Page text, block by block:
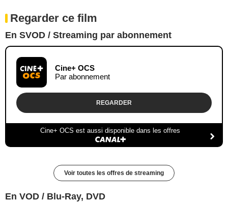
Regarder ce film
En SVOD / Streaming par abonnement
Cine+ OCS
Par abonnement
REGARDER
Cine+ OCS est aussi disponible dans les offres
Voir toutes les offres de streaming
En VOD / Blu-Ray, DVD